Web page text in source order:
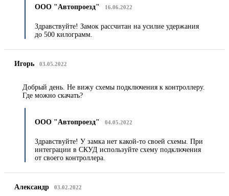
ООО "Автопроезд" 16.06.2022
Здравствуйте! Замок рассчитан на усилие удержания
до 500 килограмм.
Игорь 03.05.2022
Добрый день. Не вижу схемы подключения к контроллеру.
Где можно скачать?
ООО "Автопроезд" 04.05.2022
Здравствуйте! У замка нет какой-то своей схемы. При
интеграции в СКУД используйте схему подключения
от своего контроллера.
Александр 03.02.2022